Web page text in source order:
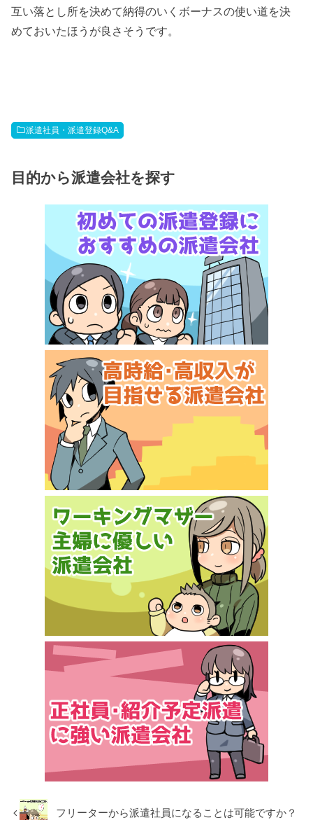
互い落とし所を決めて納得のいくボーナスの使い道を決
めておいたほうが良さそうです。
派遣社員・派遣登録Q&A
目的から派遣会社を探す
フリーターから派遣社員になることは可能ですか？